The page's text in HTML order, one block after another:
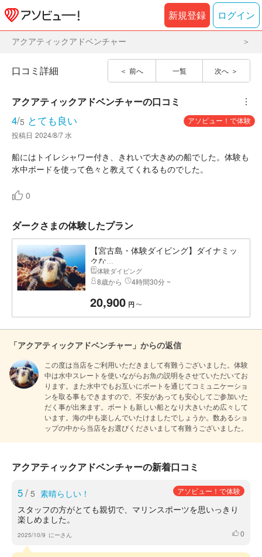
新規登録 ログイン
アクアティックアドベンチャー
前へ 一覧 次へ
口コミ詳細
アクアティックアドベンチャーの口コミ ︙
4/5 とても良い
アソビュー！で体験
投稿日 2024/8/7 水
船にはトイレシャワー付き、きれいで大きめの船でした。体験も
水中ボードを使って色々と教えてくれるものでした。
0
ダークさまの体験したプラン
【宮古島・体験ダイビング】ダイナミッ
クな...
体験ダイビング
8歳から 4時間30分 ~
20,900 円 〜
「アクアティックアドベンチャー」からの返信
この度は当店をご利用いただきまして有難うございました。体験
中は水中スレートを使いながらお魚の説明をさせていただいてお
ります。また水中でもお互いにボートを通じてコミュニケーショ
ンを取る事もできますので、不安があっても安心してご参加いた
だく事が出来ます。ボートも新しい船となり大きいため広々して
います。海の中も楽しんでいたけましたでしょうか。数あるショ
ップの中から当店をお選びくださいまして有難うございました。
アクアティックアドベンチャーの新着口コミ
5/ 5 素晴らしい！ アソビュー！で体験
スタッフの方がとても親切で、マリンスポーツを思いっきり
楽しめました。
2025/10/9 にーさん いいね
0